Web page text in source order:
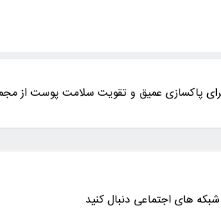
پاکسازی عمیق و تقویت سلامت پوست از
شبكه های اجتماعی دنبال کنید